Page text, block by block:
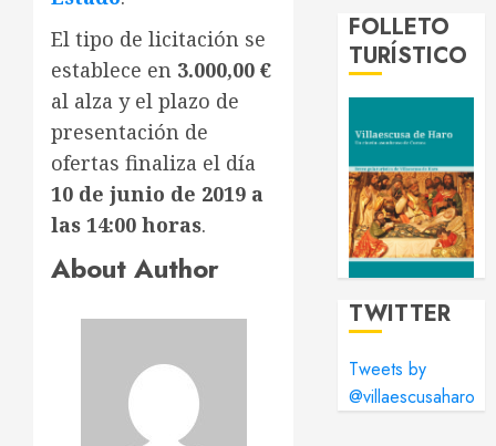
El tipo de licitación se
establece en 3.000,00 €
al alza y el plazo de
presentación de
ofertas finaliza el día
10 de junio de 2019 a
las 14:00 horas.
About Author
FOLLETO
TURÍSTICO
TWITTER
Tweets by
@villaescusaharo